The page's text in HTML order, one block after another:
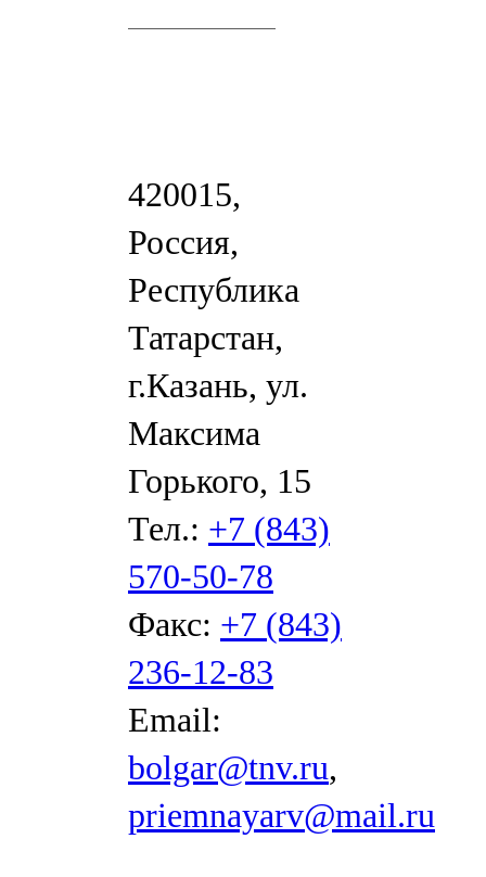
420015,
Россия,
Республика
Татарстан,
г.Казань, ул.
Максима
Горького, 15
Тел.: +7 (843)
570-50-78
Факс: +7 (843)
236-12-83
Email:
bolgar@tnv.ru,
priemnayarv@mail.ru